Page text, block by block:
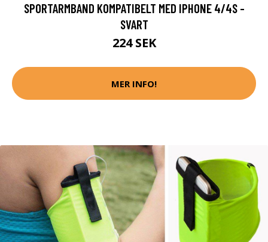
SPORTARMBAND KOMPATIBELT MED IPHONE 4/4S -
SVART
224 SEK
MER INFO!